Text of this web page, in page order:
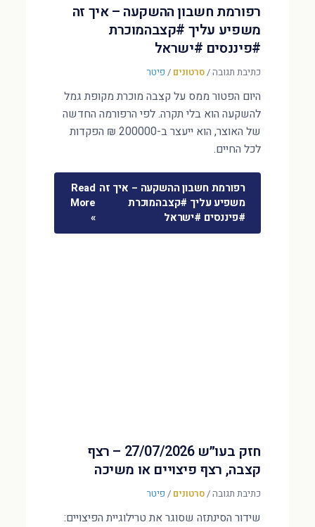
רפורמת חשבון ההשקעה – איך זה
משפיע עליך #קצבהמוכרת
#פיננסים #ישראל
כתיבת תגובה/סרטונים / פיטר
היום הפטור ממס על קצבה מוכרת מקופת גמל
להשקעה הוא בלי תקרה. לפי הרפורמה החדשה
של האוצר, הוא ייעצר ב-200000 ₪ הפקדות
לכל החיים.
רפורמת חשבון ההשקעה – איך זה
משפיע עליך #קצבהמוכרת
#פיננסים #ישראל
Read
More
»
חזק בעו״ש 27/07/2026 – רצף
קצבה, רצף פיצויים או משיכה
כתיבת תגובה/סרטונים / פיטר
שידור הסינתזה שסוגר את טרילוגיית הפיצויים: